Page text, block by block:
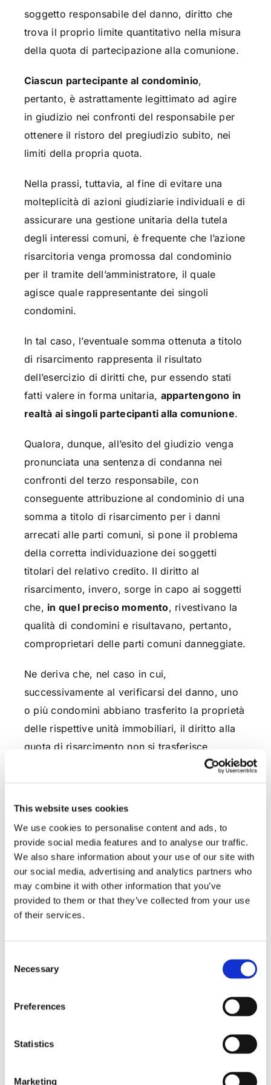
This website uses cookies
We use cookies to personalise content and ads, to
provide social media features and to analyse our traffic.
We also share information about your use of our site with
our social media, advertising and analytics partners who
may combine it with other information that you’ve
provided to them or that they’ve collected from your use
of their services.
Selection
Necessary
Preferences
Statistics
Marketing
soggetto responsabile del danno, diritto che
trova il proprio limite quantitativo nella misura
della quota di partecipazione alla comunione.
Ciascun partecipante al condominio,
pertanto, è astrattamente legittimato ad agire
in giudizio nei confronti del responsabile per
ottenere il ristoro del pregiudizio subito, nei
limiti della propria quota.
Nella prassi, tuttavia, al fine di evitare una
molteplicità di azioni giudiziarie individuali e di
assicurare una gestione unitaria della tutela
degli interessi comuni, è frequente che l’azione
risarcitoria venga promossa dal condominio
per il tramite dell’amministratore, il quale
agisce quale rappresentante dei singoli
condomini.
In tal caso, l’eventuale somma ottenuta a titolo
di risarcimento rappresenta il risultato
dell’esercizio di diritti che, pur essendo stati
fatti valere in forma unitaria, appartengono in
realtà ai singoli partecipanti alla comunione.
Qualora, dunque, all’esito del giudizio venga
pronunciata una sentenza di condanna nei
confronti del terzo responsabile, con
conseguente attribuzione al condominio di una
somma a titolo di risarcimento per i danni
arrecati alle parti comuni, si pone il problema
della corretta individuazione dei soggetti
titolari del relativo credito. Il diritto al
risarcimento, invero, sorge in capo ai soggetti
che, in quel preciso momento, rivestivano la
qualità di condomini e risultavano, pertanto,
comproprietari delle parti comuni danneggiate.
Ne deriva che, nel caso in cui,
successivamente al verificarsi del danno, uno
o più condomini abbiano trasferito la proprietà
delle rispettive unità immobiliari, il diritto alla
quota di risarcimento non si trasferisce
automaticamente in capo agli acquirenti, in
Alla luce di tali considerazioni, una volta
conseguita la somma risarcitoria, l’assemblea
condominiale sarà chiamata a provvedere alla
sua ripartizione tra i soggetti aventi diritto,
individuati sulla base della qualità di
condomino posseduta al momento della
millesimali
di partecipazione alle parti comuni.
L’assemblea, pertanto, dovrà riconoscere il
titolari delle relative quote di comproprietà al
dalle eventuali vicende traslative intervenute